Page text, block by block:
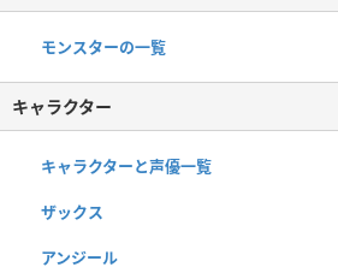
モンスターの一覧
キャラクター
キャラクターと声優一覧
ザックス
アンジール